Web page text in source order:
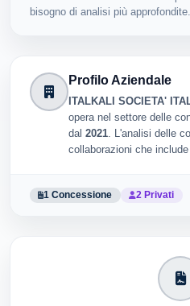
bisogno di analisi più approfondite.
Profilo Aziendale
ITALKALI SOCIETA'
opera nel settore delle
dal 2021
. L'analisi delle
collaborazioni che include
1 Concessione 2 Privati